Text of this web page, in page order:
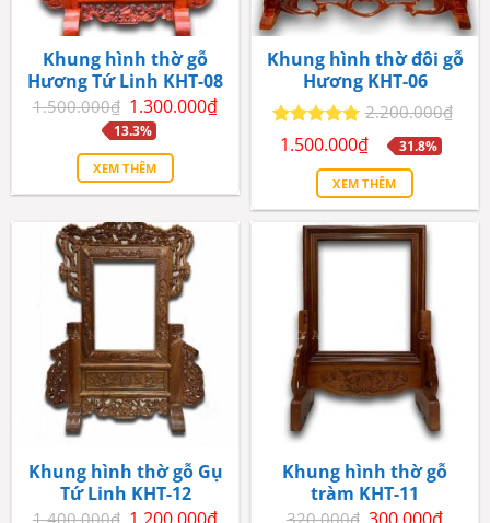
Khung hình thờ gỗ
Hương Tứ Linh KHT-08
1.500.000₫ Giá
gốc
là:
1.500.000₫.
1.300.000₫Giá
13.3%
XEM THÊM
Khung hình thờ đôi gỗ
Hương KHT-06
Được xếp
hạng 55
2.200.000₫
Giá
gốc
2.200.000₫.
1.500.000₫Giá
hiện
tại
là:
1.500.000₫.
31.8%
XEM THÊM
Khung hình thờ gỗ Gụ
Tứ Linh KHT-12
Giá Giá
Khung hình thờ gỗ
tràm KHT-11
Giá Giá